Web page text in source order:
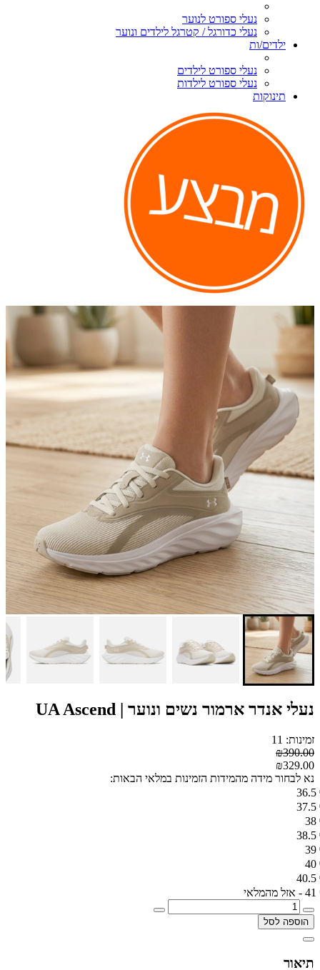
נעלי ספורט לנוער
נעלי כדורגל / קטרגל לילדים ונוער
ילדים/ות
נעלי ספורט לילדים
נעלי ספורט לילדות
תינוקות
נעלי אנדר ארמור נשים ונוער | UA Ascend
זמינות: 11
₪390.00
₪329.00
נא לבחור מידה מהמידות הזמינות במלאי הבאות:
36.5
37.5
38
38.5
39
40
40.5
41 - אזל מהמלאי
הוספה לסל
תיאור